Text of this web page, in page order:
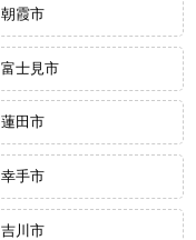
朝霞市
富士見市
蓮田市
幸手市
吉川市